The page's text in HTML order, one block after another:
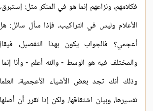
فكلامهم، ونزاعهم إنما هو في المنكر مثل:
الأعلام وليس في التراكيب، فإذا سأل سائل:
أعجمي؟ فالجواب يكون بهذا التفصيل،
والمختلف فيه هو الوسط - والله أعلم - وأنا
وذلك أنك تجد بعض الأشياء الأعجمية،
تفسيرها، وبيان اشتقاقها، ولكن إذا تقرر أن